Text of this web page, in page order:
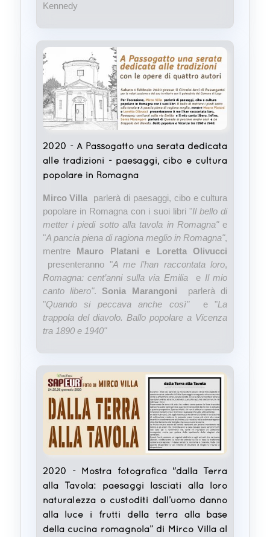
Kennedy
2020 - A Passogatto una serata dedicata
alle tradizioni - paesaggi, cibo e cultura
popolare in Romagna
Mirco Villa parlerà di paesaggi, cibo e cultura
popolare in Romagna con i suoi libri "Il bello di
metter i piedi sotto alla tavola in Romagna" e
"A pancia piena di ragiona meglio in Romagna",
mentre Mauro Platani e Loretta Olivucci
presenteranno "A me l’han raccontata loro,
Romagna: cent’anni sulla via Emilia e Il mio
canto libero". Sonia Marangoni parlerà di
"Quando si peccava anche così"e "La
trappola del diavolo. Ballo popolare a Vicenza
tra 1890 e 1940"
2020 - Mostra fotografica "dalla Terra
alla Tavola: paesaggi lasciati alla loro
naturalezza o custoditi dall’uomo danno
alla luce i frutti della terra alla base
della cucina romagnola” di Mirco Villa al